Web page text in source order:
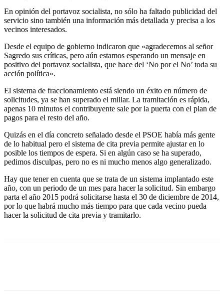
En opinión del portavoz socialista, no sólo ha faltado publicidad del
servicio sino también una información más detallada y precisa a los
vecinos interesados.
Desde el equipo de gobierno indicaron que «agradecemos al señor
Sagredo sus críticas, pero aún estamos esperando un mensaje en
positivo del portavoz socialista, que hace del ‘No por el No’ toda su
acción política».
El sistema de fraccionamiento está siendo un éxito en número de
solicitudes, ya se han superado el millar. La tramitación es rápida,
apenas 10 minutos el contribuyente sale por la puerta con el plan de
pagos para el resto del año.
Quizás en el día concreto señalado desde el PSOE había más gente
de lo habitual pero el sistema de cita previa permite ajustar en lo
posible los tiempos de espera. Si en algún caso se ha superado,
pedimos disculpas, pero no es ni mucho menos algo generalizado.
Hay que tener en cuenta que se trata de un sistema implantado este
año, con un periodo de un mes para hacer la solicitud. Sin embargo
parta el año 2015 podrá solicitarse hasta el 30 de diciembre de 2014,
por lo que habrá mucho más tiempo para que cada vecino pueda
hacer la solicitud de cita previa y tramitarlo.